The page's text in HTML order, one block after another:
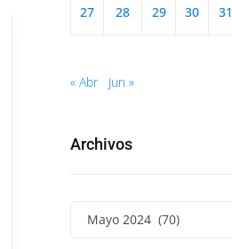
27 28 29 30 31
« Abr Jun »
Archivos
Mayo 2024 (70)